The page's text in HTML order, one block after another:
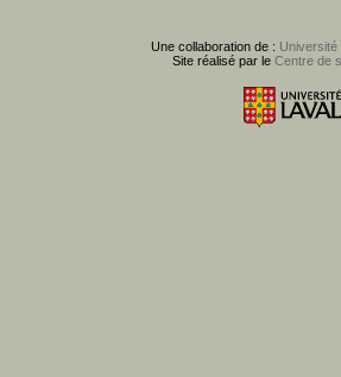
Une collaboration de : Université
Site réalisé par le Centre de